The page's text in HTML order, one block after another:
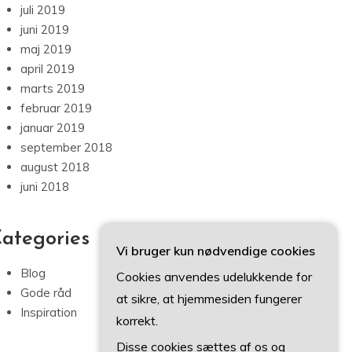
juli 2019
juni 2019
maj 2019
april 2019
marts 2019
februar 2019
januar 2019
september 2018
august 2018
juni 2018
Blog
Gode råd
Inspiration
Vi bruger kun nødvendige cookies
Cookies anvendes udelukkende for
at sikre, at hjemmesiden fungerer
korrekt.
Disse cookies sættes af os og